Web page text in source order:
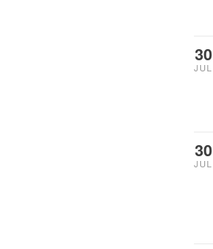
30
JUL
30
JUL